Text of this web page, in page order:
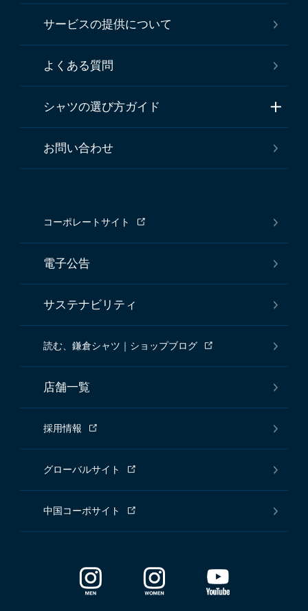
サービスの提供について
よくある質問
シャツの選び方ガイド
お問い合わせ
コーポレートサイト
電子公告
サステナビリティ
読む、鎌倉シャツ｜ショップブログ
店舗一覧
採用情報
グローバルサイト
中国コーポサイト